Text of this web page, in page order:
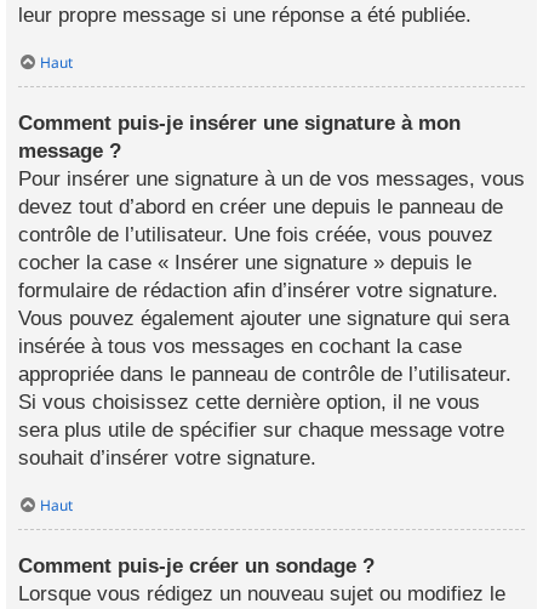
leur propre message si une réponse a été publiée.
Haut
Comment puis-je insérer une signature à mon
message ?
Pour insérer une signature à un de vos messages, vous
devez tout d’abord en créer une depuis le panneau de
contrôle de l’utilisateur. Une fois créée, vous pouvez
cocher la case « Insérer une signature » depuis le
formulaire de rédaction afin d’insérer votre signature.
Vous pouvez également ajouter une signature qui sera
insérée à tous vos messages en cochant la case
appropriée dans le panneau de contrôle de l’utilisateur.
Si vous choisissez cette dernière option, il ne vous
sera plus utile de spécifier sur chaque message votre
souhait d’insérer votre signature.
Haut
Comment puis-je créer un sondage ?
Lorsque vous rédigez un nouveau sujet ou modifiez le